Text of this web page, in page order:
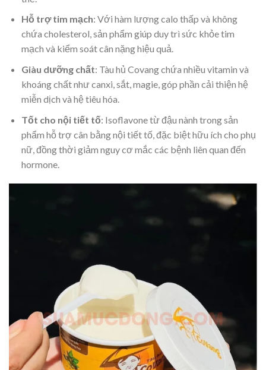
Hỗ trợ tim mạch: Với hàm lượng calo thấp và không
chứa cholesterol, sản phẩm giúp duy trì sức khỏe tim
mạch và kiểm soát cân nặng hiệu quả.
Giàu dưỡng chất: Tàu hủ Covang chứa nhiều vitamin và
khoáng chất như canxi, sắt, magie, góp phần cải thiện hệ
miễn dịch và hệ tiêu hóa.
Tốt cho nội tiết tố: Isoflavone từ đậu nành trong sản
phẩm hỗ trợ cân bằng nội tiết tố, đặc biệt hữu ích cho phụ
nữ, đồng thời giảm nguy cơ mắc các bệnh liên quan đến
hormone.